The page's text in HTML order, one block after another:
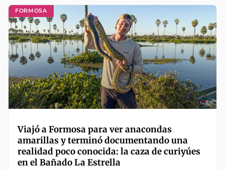
FORMOSA
Viajó a Formosa para ver anacondas
amarillas y terminó documentando una
realidad poco conocida: la caza de curiyúes
en el Bañado La Estrella